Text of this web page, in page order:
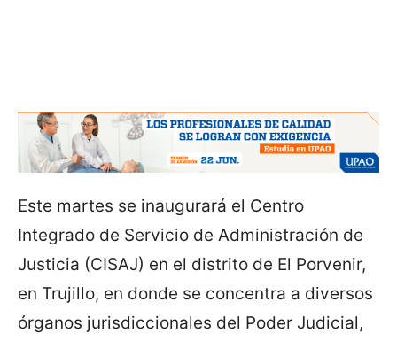
Este martes se inaugurará el Centro
Integrado de Servicio de Administración de
Justicia (CISAJ) en el distrito de El Porvenir,
en Trujillo, en donde se concentra a diversos
órganos jurisdiccionales del Poder Judicial,